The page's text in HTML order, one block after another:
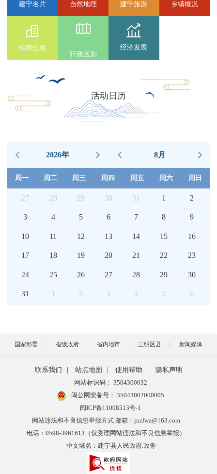
建宁名片 自然地理 建宁旅游 乡镇概况
招商信息
行政区划
经济发展
活动日历
2026年 8月
周一 周二 周三 周四 周五 周六 周日
27 28 29 30 31 1 2
3 4 5 6 7 8 9
10 11 12 13 14 15 16
17 18 19 20 21 22 23
24 25 26 27 28 29 30
31 1 2 3 4 5 6
国家部委 省级政府 省内地市 三明区县 新闻媒体
联系我们 | 站点地图 | 使用帮助 |
隐私声明
网站标识码： 3504300032
闽公网安备号： 35043002000005
闽ICP备11008513号-1
网站违法和不良信息举报方式 邮箱：jnzfwz@163.com
电话：0598-3961613（仅受理网站违法和不良信息举报）
中文域名：建宁县人民政府.政务